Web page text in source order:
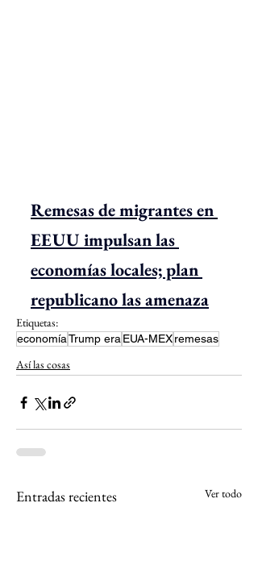
Remesas de migrantes en
EEUU impulsan las
economías locales; plan
republicano las amenaza
Etiquetas:
economíaTrump era EUA-MEXremesas
Así las cosas
Entradas recientes Ver todo